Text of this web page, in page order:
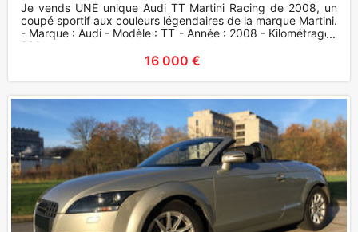
Je vends UNE unique Audi TT Martini Racing de 2008, un
coupé sportif aux couleurs légendaires de la marque Martini.
- Marque : Audi - Modèle : TT - Année : 2008 - Kilométrage :
233
16 000 €